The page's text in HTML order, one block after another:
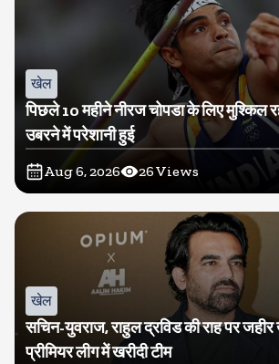
खेल
पिछले 10 महीने नीरज चोपडा के लिए मुश्किल
उबरने में परेशानी हुई
Aug 6, 2026 26Views
खेल
सचिन-युवराज, राहुल द्रविड की राह पर
प्रीमियर लीग में खरीदी टीम